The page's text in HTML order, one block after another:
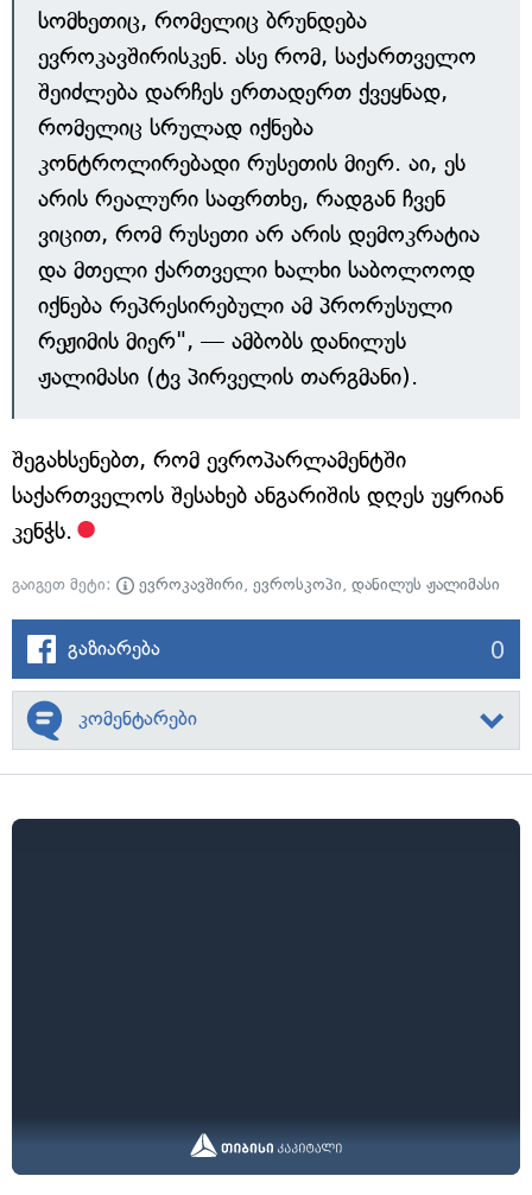
სომხეთიც, რომელიც ბრუნდება
ევროკავშირისკენ. ასე რომ, საქართველო
შეიძლება დარჩეს ერთადერთ ქვეყნად,
რომელიც სრულად იქნება
კონტროლირებადი რუსეთის მიერ. აი, ეს
არის რეალური საფრთხე, რადგან ჩვენ
ვიცით, რომ რუსეთი არ არის დემოკრატია
და მთელი ქართველი ხალხი საბოლოოდ
იქნება რეპრესირებული ამ პრორუსული
რეჟიმის მიერ", — ამბობს დანილუს
ჟალიმასი (ტვ პირველის თარგმანი).
შეგახსენებთ, რომ ევროპარლამენტში
საქართველოს შესახებ ანგარიშის დღეს უყრიან
კენჭს.
გაიგეთ მეტი: ევროკავშირი, ევროსკოპი, დანილუს ჟალიმასი
გაზიარება 0
კომენტარები